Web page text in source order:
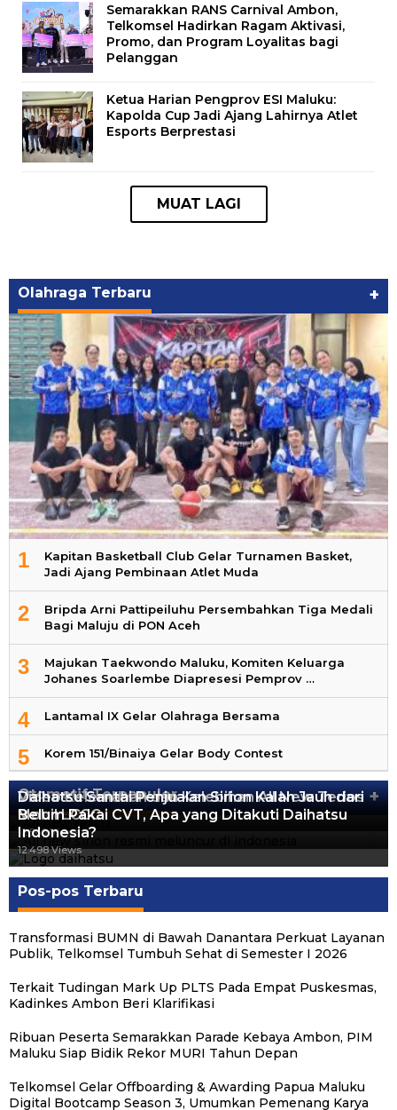
Semarakkan RANS Carnival Ambon,
Telkomsel Hadirkan Ragam Aktivasi,
Promo, dan Program Loyalitas bagi
Pelanggan
Ketua Harian Pengprov ESI Maluku:
Kapolda Cup Jadi Ajang Lahirnya Atlet
Esports Berprestasi
Olahraga Terbaru +
1
Kapitan Basketball Club Gelar Turnamen Basket,
Jadi Ajang Pembinaan Atlet Muda
2
Bripda Arni Pattipeiluhu Persembahkan Tiga Medali
Bagi Maluju di PON Aceh
3
Majukan Taekwondo Maluku, Komiten Keluarga
Johanes Soarlembe Diapresesi Pemprov …
4 Lantamal IX Gelar Olahraga Bersama
5 Korem 151/Binaiya Gelar Body Contest
Otomotif Terpopuler +
Video Kelemahan dan Kelebihan All New Terios
13.424 Views
Daihatsu Santai Penjualan Sirion Kalah Jauh dari
Mobil LCGC
12.560 Views
Belum Pakai CVT, Apa yang Ditakuti Daihatsu
Indonesia?
12.498 Views
Pos-pos Terbaru
Transformasi BUMN di Bawah Danantara Perkuat Layanan
Publik, Telkomsel Tumbuh Sehat di Semester I 2026
Terkait Tudingan Mark Up PLTS Pada Empat Puskesmas,
Kadinkes Ambon Beri Klarifikasi
Ribuan Peserta Semarakkan Parade Kebaya Ambon, PIM
Maluku Siap Bidik Rekor MURI Tahun Depan
Telkomsel Gelar Offboarding & Awarding Papua Maluku
Digital Bootcamp Season 3, Umumkan Pemenang Karya